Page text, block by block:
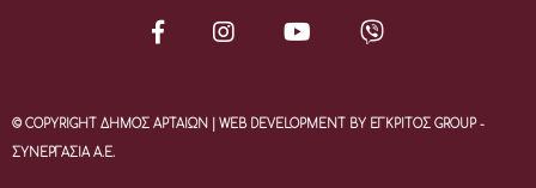
© COPYRIGHT ΔΗΜΟΣ ΑΡΤΑΙΩΝ | WEB DEVELOPMENT BY ΕΓΚΡΙΤΟΣ GROUP -
ΣΥΝΕΡΓΑΣΙΑ Α.Ε.